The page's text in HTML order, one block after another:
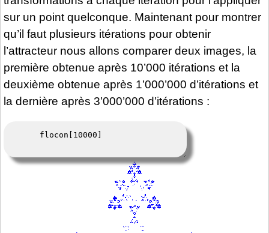
sur un point quelconque. Maintenant pour montrer
qu’il faut plusieurs itérations pour obtenir
l’attracteur nous allons comparer deux images, la
première obtenue après 10’000 itérations et la
deuxième obtenue après 1’000’000 d’itérations et
la dernière après 3’000’000 d’itérations :